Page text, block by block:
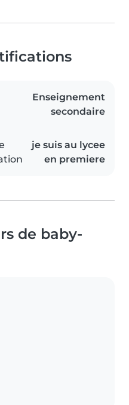
Enseignement
secondaire
je suis au lycee
en premiere
de baby-